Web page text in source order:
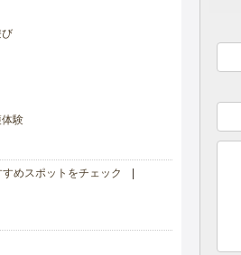
び
験
めスポットをチェック